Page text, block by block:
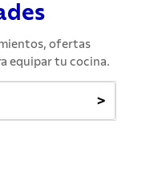
ofertas
equipar tu cocina.
>